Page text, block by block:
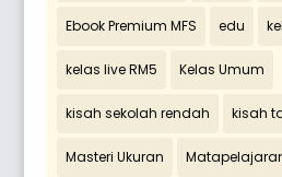
Ebook Premium MFS edu
kelas live RM5 Kelas Umum
kisah sekolah rendah kisah
Masteri Ukuran